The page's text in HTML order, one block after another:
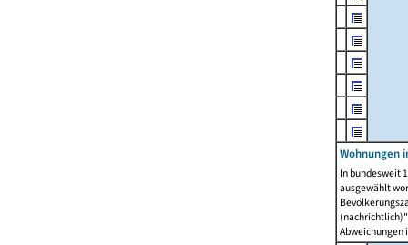
Wohnungen
In bundesweit
ausgewählt
Abweichungen